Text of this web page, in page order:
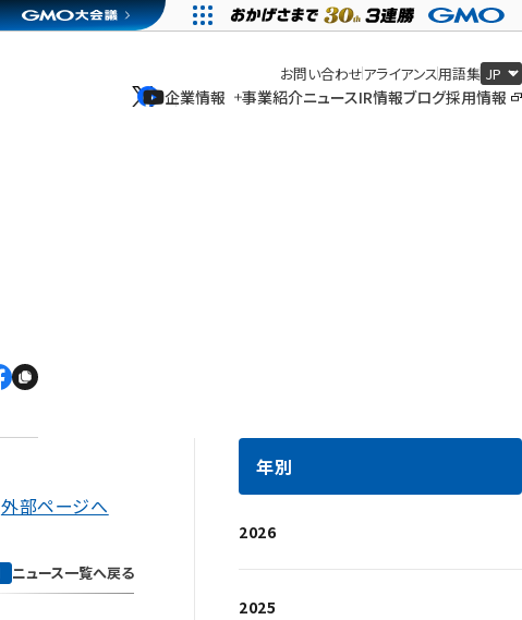
企業情報
企業情報
事業紹介ニュースIR情報ブログ採用情報
お問い合わせアライアンス用語集
外部ページへ
ニュース一覧へ戻る
年別
2026
2025